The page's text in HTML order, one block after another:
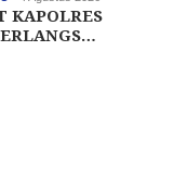
KAPOLRES